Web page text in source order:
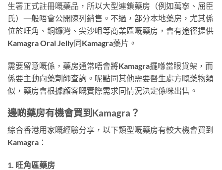
生署正式註冊嘅藥品，所以大型連鎖藥房（例如萬寧、屈臣
氏）一般唔會公開陳列銷售。不過，部分本地藥房，尤其係
位於旺角、銅鑼灣、尖沙咀等商業區嘅藥房，會有途徑提供
Kamagra Oral Jelly同Kamagra藥片。
需要留意嘅係，藥房通常唔會將Kamagra擺喺當眼貨架，而
係要主動向藥劑師查詢。呢點同其他需要醫生處方嘅藥物類
似，藥房會根據顧客嘅實際需求同情況決定係咪出售。
邊啲藥房有機會買到Kamagra？
綜合香港用家嘅經驗分享，以下類型嘅藥房有較大機會買到
Kamagra：
1. 旺角區藥房